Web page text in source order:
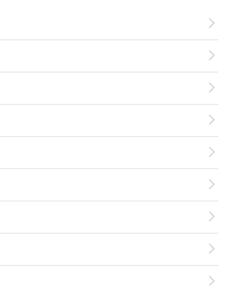








